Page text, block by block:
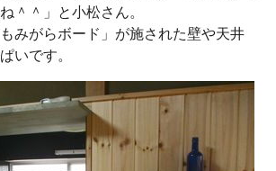
＾＾」と小松さん。
みがらボード」が施された壁や天井
いです。